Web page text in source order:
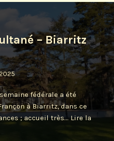
– Biarritz
fédérale a été
à Biarritz, dans ce
; accueil très…Lire la